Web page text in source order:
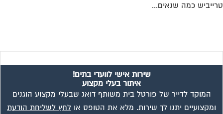
כמה שנאים...
שירות אישי לוועדי בתים!
איתור בעלי מקצוע
המוקד לדייר של פורטל בית משותף דואג שבעלי מקצוע הוגנים
ומקצועיים יתנו לך שירות. מלא את הטופס אולחץ לשליחת הודעת